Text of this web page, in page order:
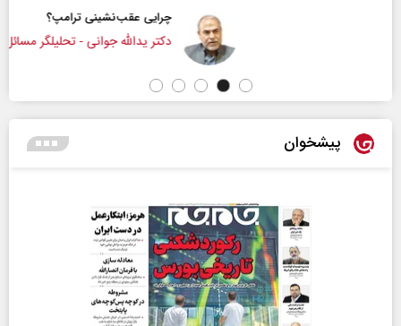
چرایی عقب‌نشینی ترامپ؟
دکتر یدالله جوانی - تحلیلگر مسائل سیاسی
پیشخوان